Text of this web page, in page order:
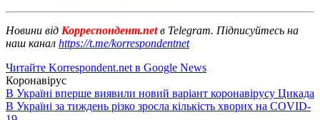
Новини від Корреспондент.netв Telegram. Підписуйтесь на
наш канал https://t.me/korrespondentnet
Читайте Korrespondent.net в Google News
Коронавірус
В Україні вперше виявили новий варіант коронавірусу Цикада
В Україні за тиждень різко зросла кількість хворих на COVID-